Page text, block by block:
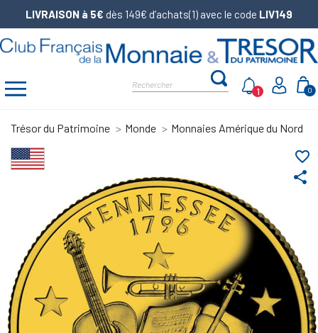
LIVRAISON à 5€ dès 149€ d’achats(1) avec le code LIV149
0
1
Trésor du Patrimoine Monde Monnaies Amérique du Nord
share
favorite_border